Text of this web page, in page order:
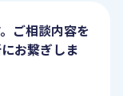
ご相談内容を
お繋ぎしま